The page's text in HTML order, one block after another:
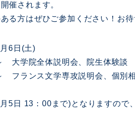
催されます。
る方はぜひご参加ください！お待
6日(土)
院全体説明会、院生体験談
ンス文学専攻説明会、個別
5日 13：00まで)となりますので